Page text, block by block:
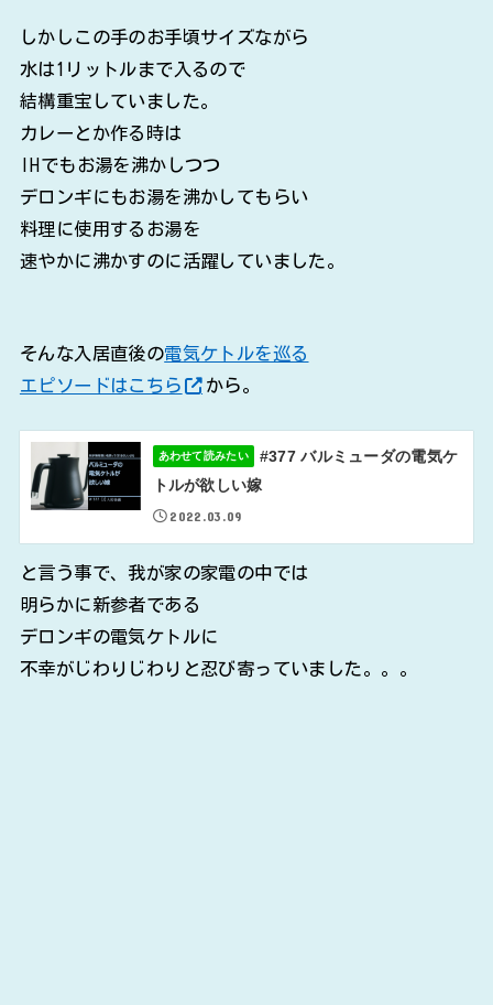
しかしこの手のお手頃サイズながら
水は1リットルまで入るので
結構重宝していました。
カレーとか作る時は
IHでもお湯を沸かしつつ
デロンギにもお湯を沸かしてもらい
料理に使用するお湯を
速やかに沸かすのに活躍していました。
そんな入居直後の電気ケトルを巡る
エピソードはこちら
から。
あわせて読みたい
#377 バルミューダの電気ケ
トルが欲しい嫁
2022.03.09
と言う事で、我が家の家電の中では
明らかに新参者である
デロンギの電気ケトルに
不幸がじわりじわりと忍び寄っていました。。。